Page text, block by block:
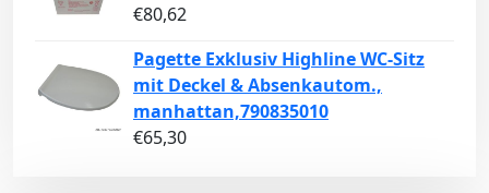
€80,62
Pagette Exklusiv Highline WC-Sitz
mit Deckel & Absenkautom.,
manhattan,790835010
€65,30